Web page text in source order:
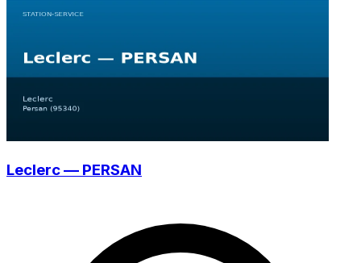
Leclerc — PERSAN